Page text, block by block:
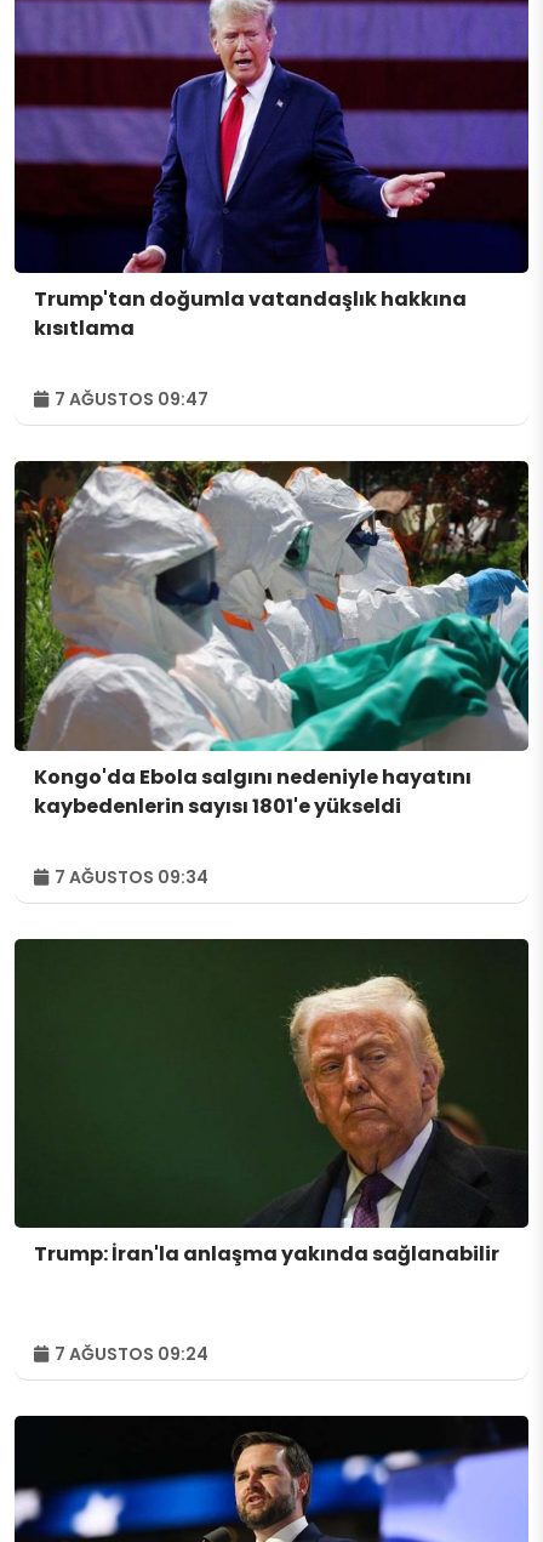
Trump'tan doğumla vatandaşlık hakkına
kısıtlama
7 AĞUSTOS 09:47
Kongo'da Ebola salgını nedeniyle hayatını
kaybedenlerin sayısı 1801'e yükseldi
7 AĞUSTOS 09:34
Trump: İran'la anlaşma yakında sağlanabilir
7 AĞUSTOS 09:24